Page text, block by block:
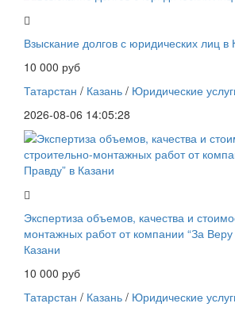
Взыскание долгов с юридических лиц в
10 000 руб
Татарстан / Казань / Юридические
2026-08-06 14:05:28
Экспертиза объемов, качества и
монтажных работ от компании “За
Казани
10 000 руб
Татарстан / Казань / Юридические